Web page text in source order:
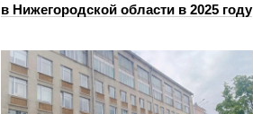
в Нижегородской области в 2025 году